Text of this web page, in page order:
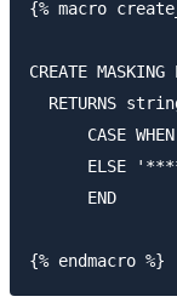
{% macro
CREATE
RETURNS
CASE
ELSE
      END